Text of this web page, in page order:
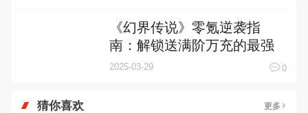
《幻界传说》零氪逆袭指
南：解锁送满阶万充的最强
核心战法
2025-03-29 0
猜你喜欢 更多